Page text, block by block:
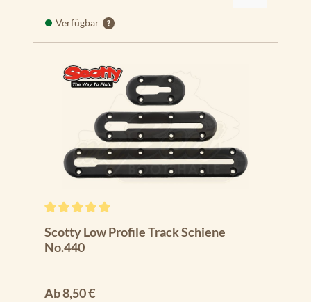
Verfügbar
Scotty Low Profile Track Schiene
No.440
Regulärer Preis:
Ab8,50 €